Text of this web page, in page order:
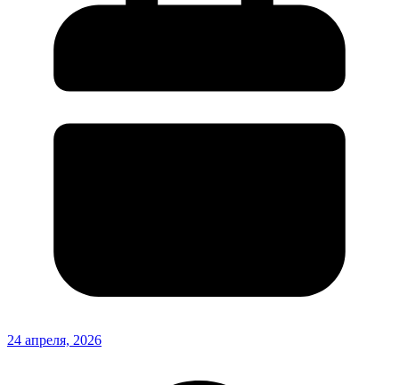
24 апреля, 2026